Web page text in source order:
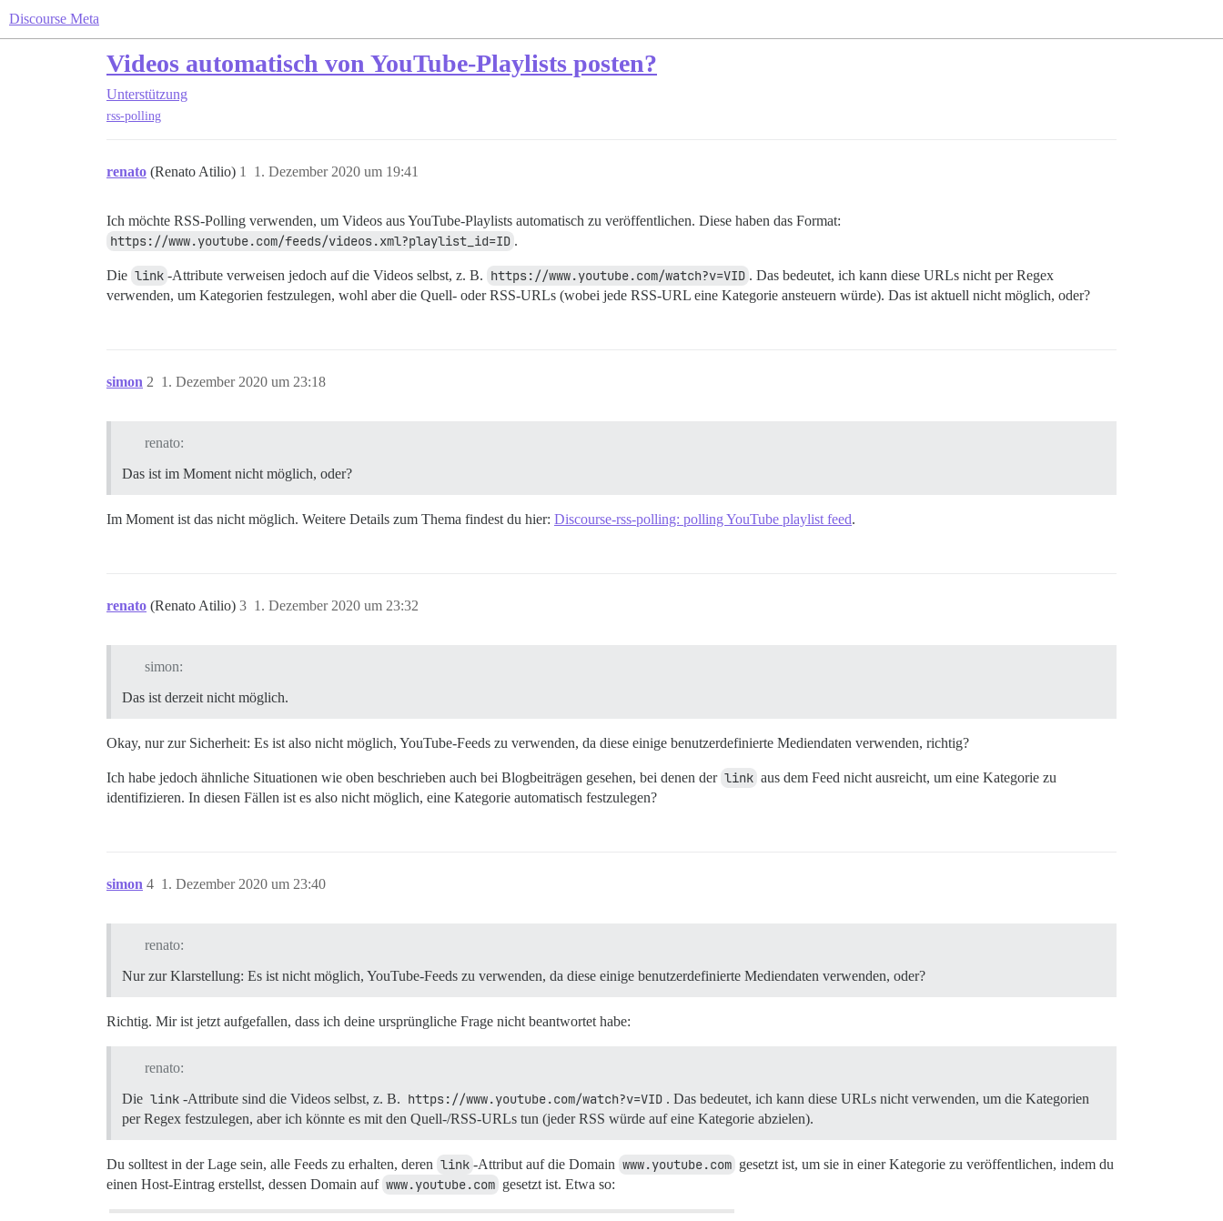
Discourse Meta
Videos automatisch von YouTube-Playlists posten?
Unterstützung
rss-polling
renato (Renato Atilio) 1. Dezember 2020 um 19:41
1
Ich möchte RSS-Polling verwenden, um Videos aus YouTube-Playlists automatisch zu veröffentlichen. Diese haben das Format:
https://www.youtube.com/feeds/videos.xml?playlist_id=ID .
Die link -Attribute verweisen jedoch auf die Videos selbst, z. B. https://www.youtube.com/watch?v=VID . Das bedeutet, ich kann diese URLs nicht per Regex
verwenden, um Kategorien festzulegen, wohl aber die Quell- oder RSS-URLs (wobei jede RSS-URL eine Kategorie ansteuern würde). Das ist aktuell nicht möglich, oder?
simon 1. Dezember 2020 um 23:18
2
renato:
Das ist im Moment nicht möglich, oder?
Im Moment ist das nicht möglich. Weitere Details zum Thema findest du hier: Discourse-rss-polling: polling YouTube playlist feed.
renato (Renato Atilio) 1. Dezember 2020 um 23:32
3
simon:
Das ist derzeit nicht möglich.
Okay, nur zur Sicherheit: Es ist also nicht möglich, YouTube-Feeds zu verwenden, da diese einige benutzerdefinierte Mediendaten verwenden, richtig?
Ich habe jedoch ähnliche Situationen wie oben beschrieben auch bei Blogbeiträgen gesehen, bei denen der link aus dem Feed nicht ausreicht, um eine Kategorie zu
identifizieren. In diesen Fällen ist es also nicht möglich, eine Kategorie automatisch festzulegen?
simon 1. Dezember 2020 um 23:40
4
renato:
Nur zur Klarstellung: Es ist nicht möglich, YouTube-Feeds zu verwenden, da diese einige benutzerdefinierte Mediendaten verwenden, oder?
Richtig. Mir ist jetzt aufgefallen, dass ich deine ursprüngliche Frage nicht beantwortet habe:
renato:
Die link -Attribute sind die Videos selbst, z. B. https://www.youtube.com/watch?v=VID . Das bedeutet, ich kann diese URLs nicht verwenden, um die Kategorien
per Regex festzulegen, aber ich könnte es mit den Quell-/RSS-URLs tun (jeder RSS würde auf eine Kategorie abzielen).
Du solltest in der Lage sein, alle Feeds zu erhalten, deren link -Attribut auf die Domain www.youtube.com gesetzt ist, um sie in einer Kategorie zu veröffentlichen, indem du
einen Host-Eintrag erstellst, dessen Domain auf www.youtube.com gesetzt ist. Etwa so: